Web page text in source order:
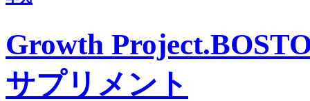
Growth
サプリメント